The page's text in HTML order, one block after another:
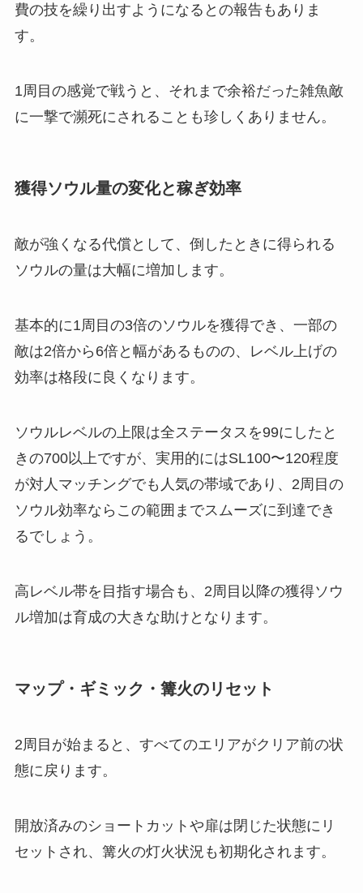
費の技を繰り出すようになるとの報告もありま
す。
1周目の感覚で戦うと、それまで余裕だった雑魚敵
に一撃で瀕死にされることも珍しくありません。
獲得ソウル量の変化と稼ぎ効率
敵が強くなる代償として、倒したときに得られる
ソウルの量は大幅に増加します。
基本的に1周目の3倍のソウルを獲得でき、一部の
敵は2倍から6倍と幅があるものの、レベル上げの
効率は格段に良くなります。
ソウルレベルの上限は全ステータスを99にしたと
きの700以上ですが、実用的にはSL100〜120程度
が対人マッチングでも人気の帯域であり、2周目の
ソウル効率ならこの範囲までスムーズに到達でき
るでしょう。
高レベル帯を目指す場合も、2周目以降の獲得ソウ
ル増加は育成の大きな助けとなります。
マップ・ギミック・篝火のリセット
2周目が始まると、すべてのエリアがクリア前の状
態に戻ります。
開放済みのショートカットや扉は閉じた状態にリ
セットされ、篝火の灯火状況も初期化されます。